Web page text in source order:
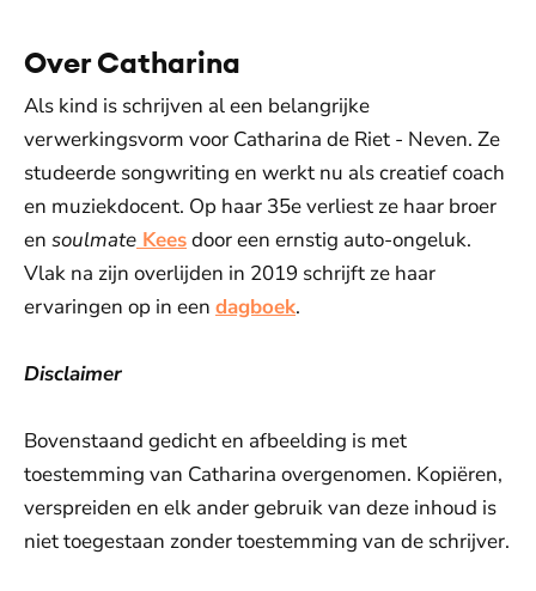
Over Catharina
Als kind is schrijven al een belangrijke
verwerkingsvorm voor Catharina de Riet - Neven. Ze
studeerde songwriting en werkt nu als creatief coach
en muziekdocent. Op haar 35e verliest ze haar broer
en soulmate Keesdoor een ernstig auto-ongeluk.
Vlak na zijn overlijden in 2019 schrijft ze haar
ervaringen op in een dagboek.
Disclaimer
Bovenstaand gedicht en afbeelding is met
toestemming van Catharina overgenomen. Kopiëren,
verspreiden en elk ander gebruik van deze inhoud is
niet toegestaan zonder toestemming van de schrijver.